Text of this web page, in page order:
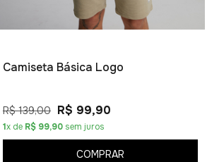
Camiseta Básica Logo
R$ 139,00 R$ 99,90
1x de R$ 99,90sem juros
COMPRAR